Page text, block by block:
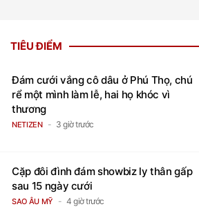
TIÊU ĐIỂM
Đám cưới vắng cô dâu ở Phú Thọ, chú
rể một mình làm lễ, hai họ khóc vì
thương
NETIZEN 3 giờ trước
Cặp đôi đình đám showbiz ly thân gấp
sau 15 ngày cưới
SAO ÂU MỸ 4 giờ trước